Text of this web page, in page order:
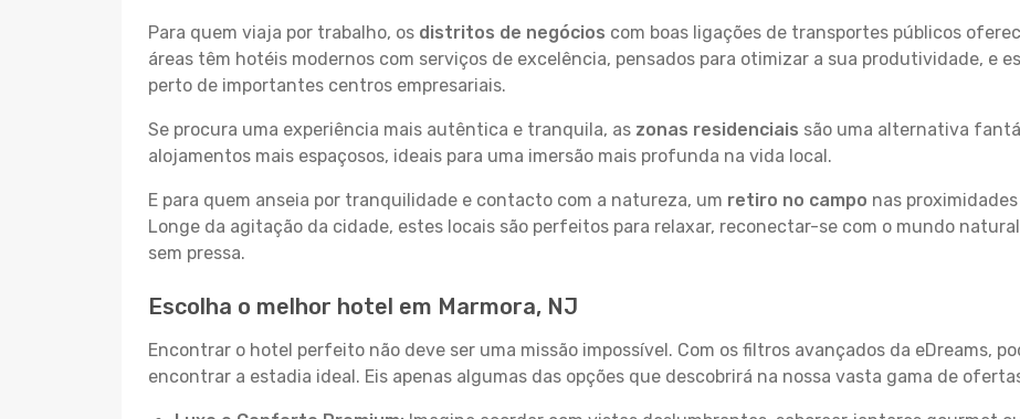
Para quem viaja por trabalho, os distritos de negócios com boas ligações de transportes públicos
áreas têm hotéis modernos com serviços de excelência, pensados para otimizar a sua produtividade, e
perto de importantes centros empresariais.
Se procura uma experiência mais autêntica e tranquila, as zonas residenciais são uma alternativa
alojamentos mais espaçosos, ideais para uma imersão mais profunda na vida local.
E para quem anseia por tranquilidade e contacto com a natureza, um retiro no campo nas
Longe da agitação da cidade, estes locais são perfeitos para relaxar, reconectar-se com o mundo
sem pressa.
Escolha o melhor hotel em Marmora, NJ
Encontrar o hotel perfeito não deve ser uma missão impossível. Com os filtros avançados da eDreams,
encontrar a estadia ideal. Eis apenas algumas das opções que descobrirá na nossa vasta gama de